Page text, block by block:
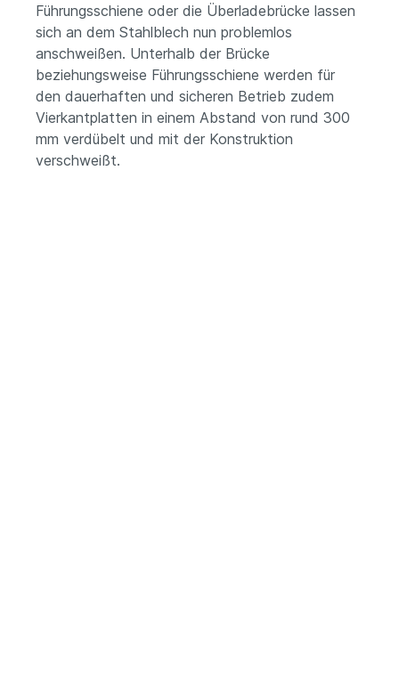
Führungsschiene oder die Überladebrücke lassen
sich an dem Stahlblech nun problemlos
anschweißen. Unterhalb der Brücke
beziehungsweise Führungsschiene werden für
den dauerhaften und sicheren Betrieb zudem
Vierkantplatten in einem Abstand von rund 300
mm verdübelt und mit der Konstruktion
verschweißt.